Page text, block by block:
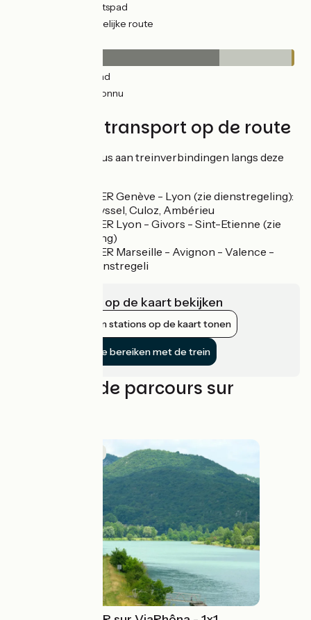
(62%) Fietspad
(21%) Tijdelijke route
(72%) Glad
(25%) Inconnu
Treinen en transport op de route
Er is een ruime keus aan treinverbindingen langs deze
Regionale TER Genève - Lyon (zie dienstregeling):
Stations: Seyssel, Culoz, Ambérieu
Regionale TER Lyon - Givors - Sint-Etienne (zie
dienstregeling)
Regionale TER Marseille - Avignon - Valence -
Lyon (zie dienstregeli
Infrastructuur op de kaart bekijken
Nabijgelegen stations op de kaart tonen
De fietsroute bereiken met de trein
Nos idées de parcours sur